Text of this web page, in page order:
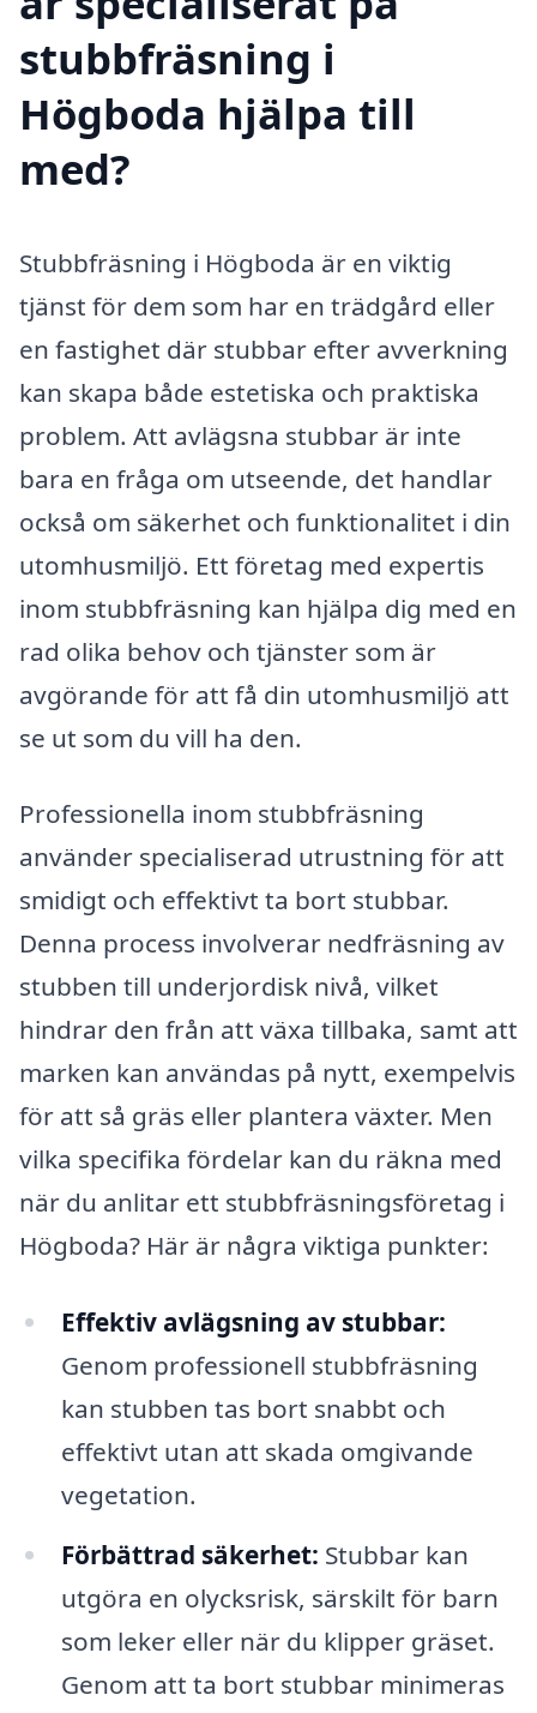
stubbfräsning i
Högboda hjälpa till
med?
Stubbfräsning i Högboda är en viktig
tjänst för dem som har en trädgård eller
en fastighet där stubbar efter avverkning
kan skapa både estetiska och praktiska
problem. Att avlägsna stubbar är inte
bara en fråga om utseende, det handlar
också om säkerhet och funktionalitet i din
utomhusmiljö. Ett företag med expertis
inom stubbfräsning kan hjälpa dig med en
rad olika behov och tjänster som är
avgörande för att få din utomhusmiljö att
se ut som du vill ha den.
Professionella inom stubbfräsning
använder specialiserad utrustning för att
smidigt och effektivt ta bort stubbar.
Denna process involverar nedfräsning av
stubben till underjordisk nivå, vilket
hindrar den från att växa tillbaka, samt att
marken kan användas på nytt, exempelvis
för att så gräs eller plantera växter. Men
vilka specifika fördelar kan du räkna med
när du anlitar ett stubbfräsningsföretag i
Högboda? Här är några viktiga punkter:
Effektiv avlägsning av stubbar:
Genom professionell stubbfräsning
kan stubben tas bort snabbt och
effektivt utan att skada omgivande
vegetation.
Förbättrad säkerhet: Stubbar kan
utgöra en olycksrisk, särskilt för barn
som leker eller när du klipper gräset.
Genom att ta bort stubbar minimeras